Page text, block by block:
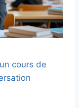
cours de